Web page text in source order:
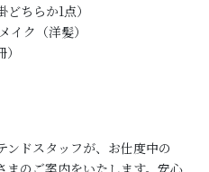
ちらか1点）
イク（洋髪）
ドスタッフが、お仕度中の
まのご案内をいたします。安心